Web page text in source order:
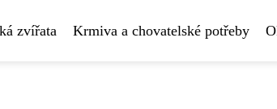
zvířata Krmiva a chovatelské potřeby